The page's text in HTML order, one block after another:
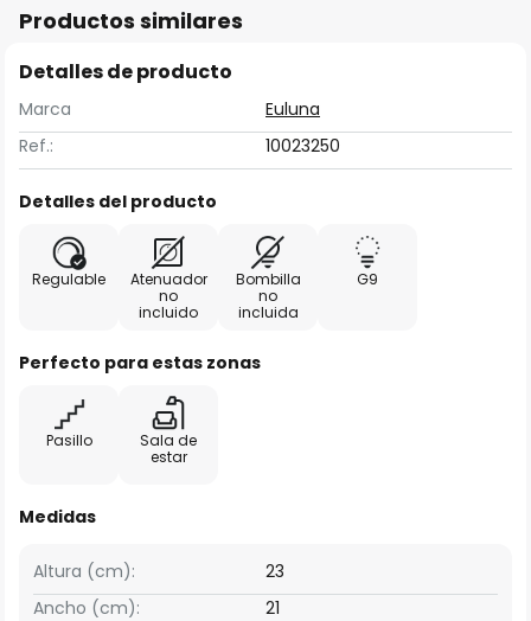
Productos similares
Detalles de producto
Marca
Euluna
Ref.:
10023250
Detalles del producto
Regulable
Atenuador
no
incluido
Bombilla
no
incluida
G9
Perfecto para estas zonas
Pasillo
Sala de
estar
Medidas
Ancho (cm): 21
Altura (cm): 23